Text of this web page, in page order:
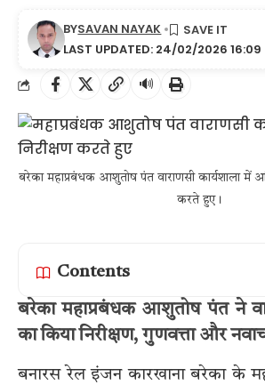
LAST UPDATED: 24/02/2026 16:09
BYSAVAN NAYAK
🔊
बरेका महाप्रबंधक आशुतोष पंत वाराणसी कार्यशाला में
करते हुए।
Contents
बरेका महाप्रबंधक आशुतोष पंत ने
का किया निरीक्षण, गुणवत्ता और
बनारस रेल इंजन कारखाना बरेका के